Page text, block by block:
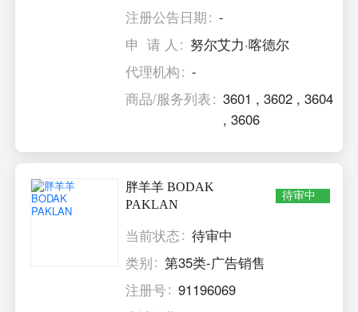
注册公告日期
-
申 请 人
努尔艾力·喀德尔
代理机构
-
商品/服务列表
3601 ,3602 ,3604
,3606
胖羊羊 BODAK
PAKLAN
待审中
当前状态
待审中
类别
第35类-广告销售
注册号
91196069